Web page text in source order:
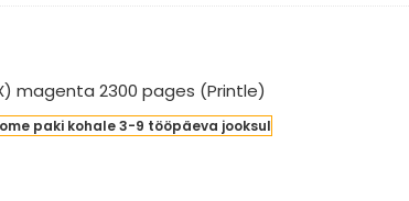
magenta 2300 pages (Printle)
paki kohale 3-9 tööpäeva jooksul